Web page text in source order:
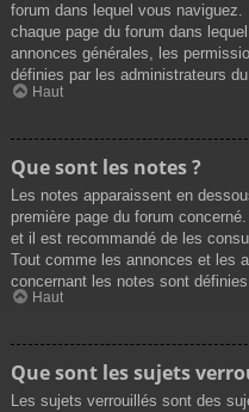
forum dans lequel vous
chaque page du forum dans
annonces générales, les
définies par les administrateurs
Haut
Que sont les notes ?
Les notes apparaissent en
première page du forum
et il est recommandé de les
Tout comme les annonces et les
concernant les notes sont
Haut
Que sont les sujets
Les sujets verrouillés sont des